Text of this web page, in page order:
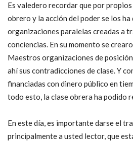
Es valedero recordar que por
obrero y la acción del poder se los
organizaciones paralelas creadas a
conciencias. En su momento se
Maestros organizaciones de
ahí sus contradicciones de clase. Y
financiadas con dinero público en
todo esto, la clase obrera ha podido
En este día, es importante darse el
principalmente a usted lector, que